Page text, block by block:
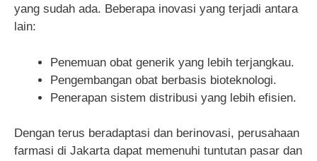
yang sudah ada. Beberapa inovasi yang terjadi antara
lain:
Penemuan obat generik yang lebih terjangkau.
Pengembangan obat berbasis bioteknologi.
Penerapan sistem distribusi yang lebih efisien.
Dengan terus beradaptasi dan berinovasi, perusahaan
farmasi di Jakarta dapat memenuhi tuntutan pasar dan